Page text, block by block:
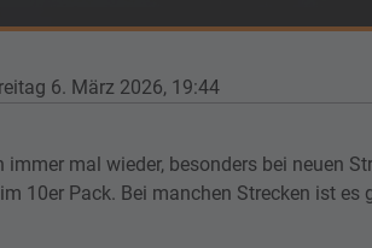
6. März 2026, 19:44
mal wieder, besonders bei neuen
10er Pack. Bei manchen Strecken ist